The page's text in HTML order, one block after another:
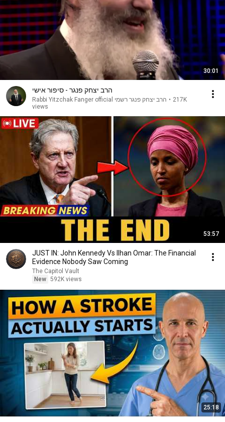
30:01
הרב יצחק פנגר - סיפור אישי
הרב יצחק פנגר רשמי Rabbi Yitzchak Fanger official • 217K
views
53:57
JUST IN: John Kennedy Vs Ilhan Omar: The Financial
Evidence Nobody Saw Coming
The Capitol Vault
New 592K views
25:18